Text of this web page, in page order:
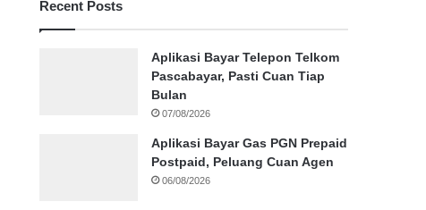
Recent Posts
Aplikasi Bayar Telepon Telkom
Pascabayar, Pasti Cuan Tiap
Bulan
07/08/2026
Aplikasi Bayar Gas PGN Prepaid
Postpaid, Peluang Cuan Agen
06/08/2026